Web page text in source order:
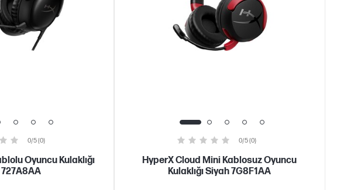
0/5 (0)
Oyuncu Kulaklığı
0/5 (0)
HyperX Cloud Mini Kablosuz Oyuncu
Kulaklığı Siyah 7G8F1AA